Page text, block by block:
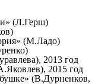
(Л.Герш)
(М.Ладо)
2013 год
2015 год
(В.Дурненков,